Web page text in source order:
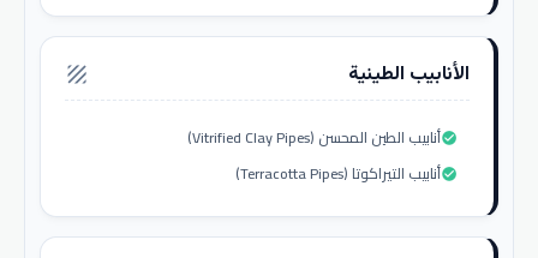
الأنابيب الطينية texture
أنابيب الطين المحسن (Vitrified Clay Pipes)check_circle
أنابيب التيراكوتا (Terracotta Pipes)check_circle